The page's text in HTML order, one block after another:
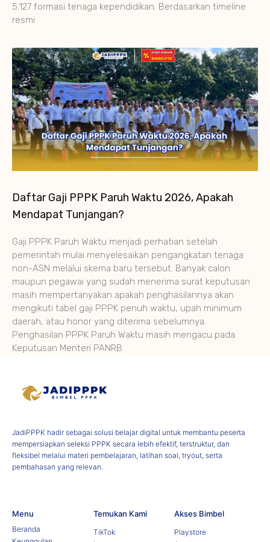
5.127 formasi tenaga kependidikan. Berdasarkan timeline
resmi
Daftar Gaji PPPK Paruh Waktu 2026, Apakah
Mendapat Tunjangan?
Gaji PPPK Paruh Waktu menjadi perhatian setelah
pemerintah mulai menyelesaikan pengangkatan tenaga
non-ASN melalui skema baru tersebut. Banyak calon
maupun pegawai yang sudah menerima surat keputusan
masih mempertanyakan apakah penghasilannya akan
mengikuti tabel gaji PPPK penuh waktu, upah minimum
daerah, atau honor yang diterima sebelumnya.
Penghasilan PPPK Paruh Waktu masih mengacu pada
Keputusan Menteri PANRB
JadiPPPK hadir sebagai solusi belajar digital untuk membantu peserta
mempersiapkan seleksi PPPK secara lebih efektif, terstruktur, dan
fleksibel melalui materi pembelajaran, latihan soal, tryout, serta
pembahasan yang relevan.
Menu
Beranda
Temukan Kami
TikTok
Akses Bimbel
Playstore